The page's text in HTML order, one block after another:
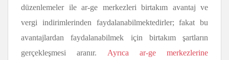
düzenlemeler ile ar-ge merkezleri birtakım avantaj ve
vergi indirimlerinden faydalanabilmektedirler; fakat bu
avantajlardan faydalanabilmek için birtakım şartların
gerçekleşmesi aranır. Ayrıca ar-ge merkezlerine